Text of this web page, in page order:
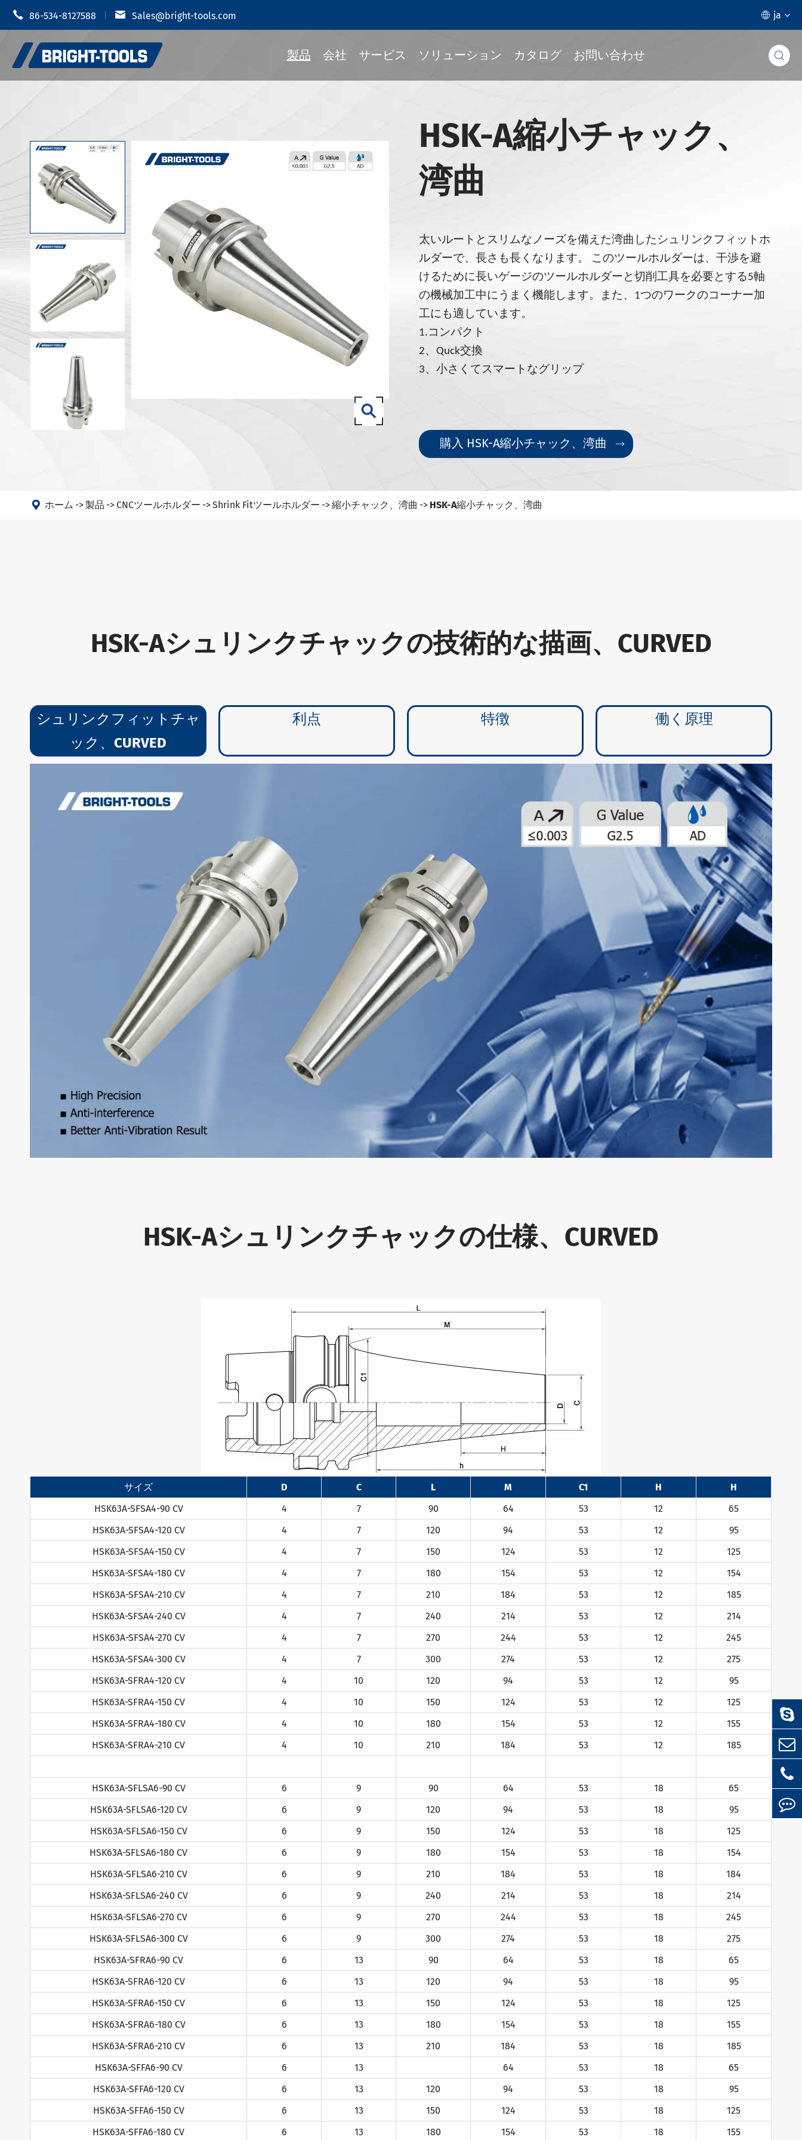
 86-534-8127588  Sales@bright-tools.com  ja
製品
CNCツールホルダー
静的および駆动ツール
ボーリングツール
反振動
ツールホルダーアクセサリー
マシン
アングルヘッド
Shrink Fitツールホルダー
油圧チャック
JIS B 6339-BBTツールホルダー
JIS B 6339-NBTツールホルダー
DIN 69871-SKツールホルダー
DIN 69871-ISOツールホルダー
ANSI B5.50 SCAT/CATツールホルダー
DIN 69893 (ISO 12164) HSK-Aツールホルダー
DIN 69893 (ISO 12164) HSK-Eツールホルダー
DIN69893 (ISO12164-1)-HSK-Tツールホルダー
会社 サービス ソリューション カタログ お問い合わせ 
HSK-A縮小チャック、
湾曲
太いルートとスリムなノーズを備えた湾曲したシュリンクフィットホ
ルダーで、長さも長くなります。 このツールホルダーは、干渉を避
けるために長いゲージのツールホルダーと切削工具を必要とする5軸
の機械加工中にうまく機能します。また、1つのワークのコーナー加
工にも適しています。
1.コンパクト
2、Quck交換
3、小さくてスマートなグリップ
購入 HSK-A縮小チャック、湾曲 
 ホーム 製品 CNCツールホルダー Shrink Fitツールホルダー 縮小チャック、湾曲 HSK-A縮小チャック、湾曲
HSK-Aシュリンクチャックの技術的な描画、CURVED
シュリンクフィットチャ
ック、CURVED
利点 特徴 働く原理
HSK-Aシュリンクチャックの仕様、CURVED
サイズ D C L M C1 H
H
HSK63A-SFSA4-90 CV
4 7 90 64 53 12
65
HSK63A-SFSA4-120 CV
4 7 120 94 53 12
95
HSK63A-SFSA4-150 CV
4 7 150 124 53 12
125
HSK63A-SFSA4-180 CV
4 7 180 154 53 12
154
HSK63A-SFSA4-210 CV
4 7 210 184 53 12
185
HSK63A-SFSA4-240 CV
4 7 240 214 53 12
214
HSK63A-SFSA4-270 CV
4 7 270 244 53 12
245
HSK63A-SFSA4-300 CV
4 7 300 274 53 12
275
HSK63A-SFRA4-120 CV
4 10 120 94 53 12
95
HSK63A-SFRA4-150 CV
4 10 150 124 53 12
125
HSK63A-SFRA4-180 CV
4 10 180 154 53 12
155
HSK63A-SFRA4-210 CV
4 10 210 184 53 12 185
HSK63A-SFLSA6-90 CV 6 9 90 64 53 18
65
HSK63A-SFLSA6-120 CV
6 9 120 94 53 18
95
HSK63A-SFLSA6-150 CV
6 9 150 124 53 18
125
HSK63A-SFLSA6-180 CV
6 9 180 154 53 18
154
HSK63A-SFLSA6-210 CV
6 9 210 184 53 18
184
HSK63A-SFLSA6-240 CV
6 9 240 214 53 18
214
HSK63A-SFLSA6-270 CV
6 9 270 244 53 18
245
HSK63A-SFLSA6-300 CV
6 9 300 274 53 18
275
HSK63A-SFRA6-90 CV
6 13 90 64 53 18
65
HSK63A-SFRA6-120 CV
6 13 120 94 53 18
95
HSK63A-SFRA6-150 CV
6 13 150 124 53 18
125
HSK63A-SFRA6-180 CV
6 13 180 154 53 18
155
HSK63A-SFRA6-210 CV
6 13 210 184 53 18
185
HSK63A-SFFA6-90 CV
6 13 64 53 18
65
HSK63A-SFFA6-120 CV
6 13 120 94 53 18
95
HSK63A-SFFA6-150 CV
6 13 150 124 53 18
125
HSK63A-SFFA6-180 CV
6 13 180 154 53 18 155